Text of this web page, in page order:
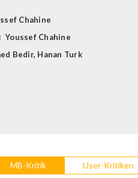
Chahine
Youssef Chahine
Bedir, Hanan Turk
MB-Kritik User-Kritiken